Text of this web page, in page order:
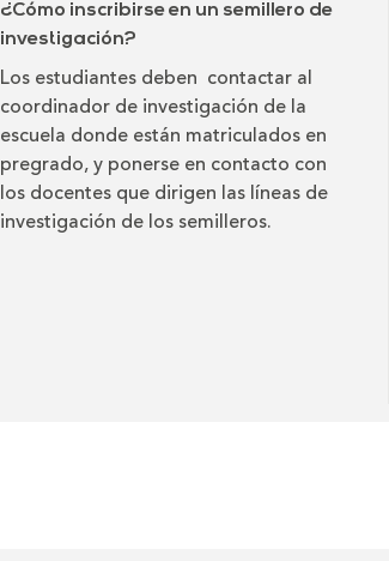
¿Cómo inscribirse en un semillero de
investigación?
Los estudiantes deben contactar al
coordinador de investigación de la
escuela donde están matriculados en
pregrado, y ponerse en contacto con
los docentes que dirigen las líneas de
investigación de los semilleros.